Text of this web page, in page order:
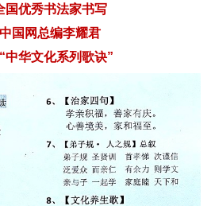
国优秀书法家书写
国网总编李耀君
中华文化系列歌诀”